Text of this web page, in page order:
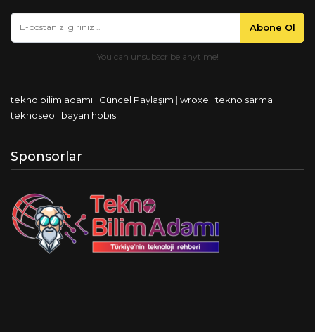
Abone Ol
tekno bilim adamı | Güncel Paylaşım | wroxe |tekno sarmal |
teknoseo | bayan hobisi
Sponsorlar